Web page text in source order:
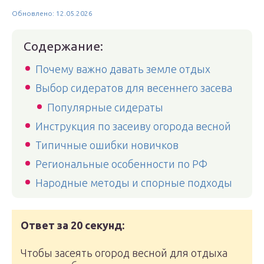
Обновлено: 12.05.2026
Содержание:
Почему важно давать земле отдых
Выбор сидератов для весеннего засева
Популярные сидераты
Инструкция по засеиву огорода весной
Типичные ошибки новичков
Региональные особенности по РФ
Народные методы и спорные подходы
Ответ за 20 секунд:
Чтобы засеять огород весной для отдыха